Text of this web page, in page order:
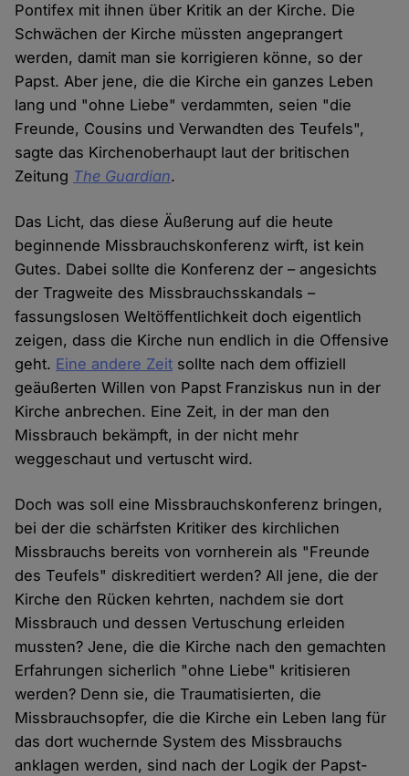
Pontifex mit ihnen über Kritik an der Kirche. Die
Schwächen der Kirche müssten angeprangert
werden, damit man sie korrigieren könne, so der
Papst. Aber jene, die die Kirche ein ganzes Leben
lang und "ohne Liebe" verdammten, seien "die
Freunde, Cousins und Verwandten des Teufels",
sagte das Kirchenoberhaupt laut der britischen
Zeitung The Guardian.
Das Licht, das diese Äußerung auf die heute
beginnende Missbrauchskonferenz wirft, ist kein
Gutes. Dabei sollte die Konferenz der – angesichts
der Tragweite des Missbrauchsskandals –
fassungslosen Weltöffentlichkeit doch eigentlich
zeigen, dass die Kirche nun endlich in die Offensive
geht. Eine andere Zeit sollte nach dem offiziell
geäußerten Willen von Papst Franziskus nun in der
Kirche anbrechen. Eine Zeit, in der man den
Missbrauch bekämpft, in der nicht mehr
weggeschaut und vertuscht wird.
Doch was soll eine Missbrauchskonferenz bringen,
bei der die schärfsten Kritiker des kirchlichen
Missbrauchs bereits von vornherein als "Freunde
des Teufels" diskreditiert werden? All jene, die der
Kirche den Rücken kehrten, nachdem sie dort
Missbrauch und dessen Vertuschung erleiden
mussten? Jene, die die Kirche nach den gemachten
Erfahrungen sicherlich "ohne Liebe" kritisieren
werden? Denn sie, die Traumatisierten, die
Missbrauchsopfer, die die Kirche ein Leben lang für
das dort wuchernde System des Missbrauchs
anklagen werden, sind nach der Logik der Papst-